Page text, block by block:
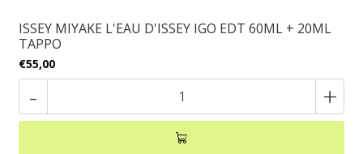
ISSEY MIYAKE L'EAU D'ISSEY IGO EDT 60ML + 20ML
TAPPO
€55,00
- +